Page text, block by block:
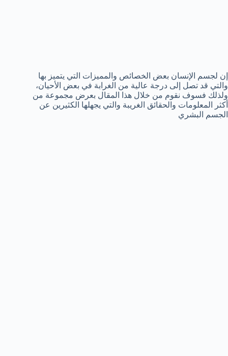
إن لجسم الإنسان بعض الخصائص والمميزات التي يتميز بها
والتي قد تصل إلى درجة عالية من الغرابة في بعض الأحيان،
ولذلك فسوف نقوم من خلال هذا المقال بعرض مجموعة من
أكثر المعلومات والحقائق الغريبة والتي يجهلها الكثيرين عن
الجسم البشري